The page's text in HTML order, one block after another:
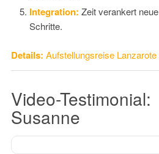
Integration: Zeit verankert neue
Schritte.
Details: Aufstellungsreise Lanzarote
Video-Testimonial:
Susanne